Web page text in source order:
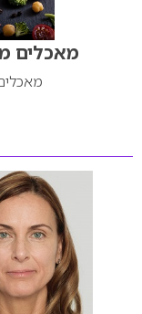
מאכלים